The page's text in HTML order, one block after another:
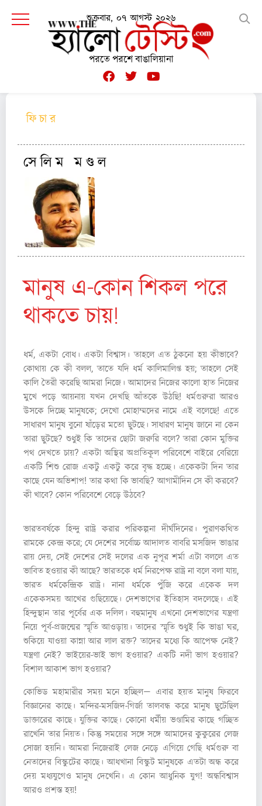
শুক্রবার, ০৭ আগস্ট ২০২৬
পরতে পরশে বাঙালিয়ানা
ফি চা র
সে লি ম ম ণ্ড ল
মানুষ এ-কোন শিকল পরে
থাকতে চায়!
ধর্ম, একটা বোধ। একটা বিশ্বাস। তাহলে এত ঠুকনো হয় কীভাবে?
কোথায় কে কী বলল, তাতে যদি ধর্ম কালিমালিপ্ত হয়; তাহলে সেই
কালি তৈরী করেছি আমরা নিজে। আমাদের নিজের কালো হাত নিজের
মুখে পড়ে আয়নায় যখন দেখছি আঁতকে উঠছি! ধর্মগুরুরা আরও
উসকে দিচ্ছে মানুষকে; দেখো মোহাম্মদের নামে এই বলেছে! এতে
সাধারণ মানুষ বুনো ষাঁড়ের মতো ছুটছে। সাধারণ মানুষ জানে না কেন
তারা ছুটছে? শুধুই কি তাদের ছোটা জরুরি বলে? তারা কোন মুক্তির
পথ দেখতে চায়? একটা অস্থির অপ্রতিকূল পরিবেশে বাইরে বেরিয়ে
একটি শিশু রোজ একটু একটু করে বৃদ্ধ হচ্ছে। একেকটা দিন তার
কাছে যেন অভিশাপ! তার কথা কি ভাবছি? আগামীদিন সে কী করবে?
কী খাবে? কোন পরিবেশে বেড়ে উঠবে?
ভারতবর্ষকে হিন্দু রাষ্ট্র করার পরিকল্পনা দীর্ঘদিনের। পুরাণকথিত
রামকে কেন্দ্র করে; যে দেশের সর্বোচ্চ আদালত বাবরি মসজিদ ভাঙার
রায় দেয়, সেই দেশের সেই দলের এক নুপূর শর্মা এটা বললে এত
ভাবিত হওয়ার কী আছে? ভারতকে ধর্ম নিরপেক্ষ রাষ্ট্র না বলে বলা যায়,
ভারত ধর্মকেন্দ্রিক রাষ্ট্র। নানা ধর্মকে পুঁজি করে একেক দল
একেকসময় আখের গুছিয়েছে। দেশভাগের ইতিহাস বদলেছে। এই
হিন্দুস্থান তার পূর্বের এক দলিল। বহুমানুষ এখনো দেশভাগের যন্ত্রণা
নিয়ে পূর্ব-প্রজন্মের স্মৃতি আওড়ায়। তাদের স্মৃতি শুধুই কি ভাঙা ঘর,
শুকিয়ে যাওয়া কান্না আর লাল রক্ত? তাদের মধ্যে কি আপেক্ষ নেই?
যন্ত্রণা নেই? ভাইয়ের-ভাই ভাগ হওয়ার? একটি নদী ভাগ হওয়ার?
বিশাল আকাশ ভাগ হওয়ার?
কোভিড মহামারীর সময় মনে হচ্ছিল— এবার হয়ত মানুষ ফিরবে
বিজ্ঞানের কাছে। মন্দির-মসজিদ-গির্জা তালবন্ধ করে মানুষ ছুটেছিল
ডাক্তারের কাছে। যুক্তির কাছে। কোনো ধর্মীয় ভণ্ডামির কাছে গচ্ছিত
রাখেনি তার নিয়ত। কিন্তু সময়ের সঙ্গে সঙ্গে আমাদের কুকুরের লেজ
সোজা হয়নি। আমরা নিজেরাই লেজ নেড়ে এগিয়ে গেছি ধর্মগুরু বা
নেতাদের বিস্কুটের কাছে। আধখানা বিস্কুট মানুষকে এতটা অন্ধ করে
দেয় মধ্যযুগেও মানুষ দেখেনি। এ কোন আধুনিক যুগ! অন্ধবিশ্বাস
আরও প্রশস্ত হয়!